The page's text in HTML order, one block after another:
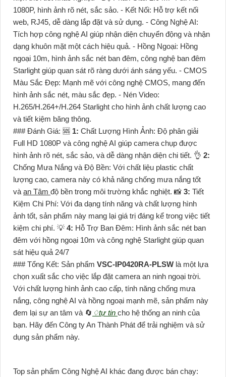
1080P, hình ảnh rõ nét, sắc sảo. - Kết Nối: Hỗ trợ kết nối
web, RJ45, dễ dàng lắp đặt và sử dụng. - Công Nghệ AI:
Tích hợp công nghệ AI giúp nhận diện chuyển động và nhận
dạng khuôn mặt một cách hiệu quả. - Hồng Ngoại: Hồng
ngoại 10m, hình ảnh sắc nét ban đêm, công nghệ ban đêm
Starlight giúp quan sát rõ ràng dưới ánh sáng yếu. - CMOS
Màu Sắc Đẹp: Mạnh mẽ với công nghệ CMOS, mang đến
hình ảnh sắc nét, màu sắc đẹp. - Nén Video:
H.265/H.264+/H.264 Starlight cho hình ảnh chất lượng cao
và tiết kiệm băng thông.
### Đánh Giá: 🆘 1: Chất Lượng Hình Ảnh: Độ phân giải
Full HD 1080P và công nghệ AI giúp camera chụp được
hình ảnh rõ nét, sắc sảo, và dễ dàng nhận diện chi tiết. 👌 2:
Chống Mưa Nắng và Độ Bền: Với chất liệu plastic chất
lượng cao, camera này có khả năng chống mưa nắng tốt
và an Tâm độ bền trong môi trường khắc nghiệt. 📸 3: Tiết
Kiệm Chi Phí: Với đa dạng tính năng và chất lượng hình
ảnh tốt, sản phẩm này mang lại giá trị đáng kể trong việc tiết
kiệm chi phí. 💡 4: Hỗ Trợ Ban Đêm: Hình ảnh sắc nét ban
đêm với hồng ngoại 10m và công nghệ Starlight giúp quan
sát hiệu quả 24/7
### Tổng Kết: Sản phẩm VSC-IP0420RA-PLSW là một lựa
chọn xuất sắc cho việc lắp đặt camera an ninh ngoại trời.
Với chất lượng hình ảnh cao cấp, tính năng chống mưa
nắng, công nghệ AI và hồng ngoại mạnh mẽ, sản phẩm này
đem lại sự an tâm và 🔄 ♢tự tin cho hệ thống an ninh của
bạn. Hãy đến Công ty An Thành Phát để trải nghiệm và sử
dụng sản phẩm này.
Top sản phẩm Công Nghệ AI khác đang được bán chạy: